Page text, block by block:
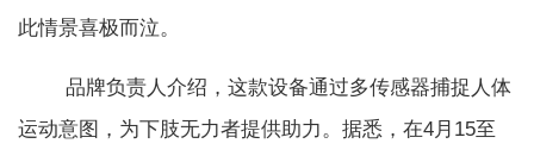
此情景喜极而泣。
品牌负责人介绍，这款设备通过多传感器捕捉人体
运动意图，为下肢无力者提供助力。据悉，在4月15至